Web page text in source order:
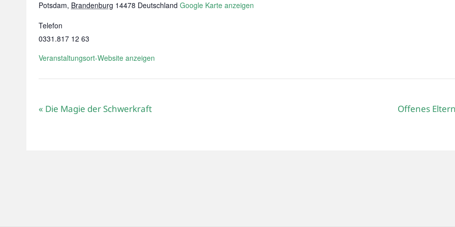
Potsdam, Brandenburg 14478 Deutschland Google Karte anzeigen
Telefon
0331.817 12 63
Veranstaltungsort-Website anzeigen
« Die Magie der Schwerkraft Offenes